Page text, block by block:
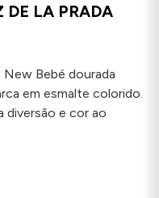
DE LA PRADA
New Bebé dourada
em esmalte colorido.
diversão e cor ao